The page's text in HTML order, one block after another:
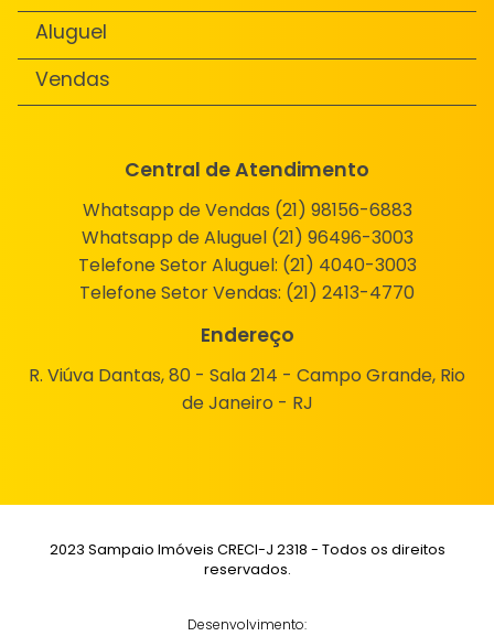
Aluguel
Vendas
Central de Atendimento
Whatsapp de Vendas (21) 98156-6883
Whatsapp de Aluguel (21) 96496-3003
Telefone Setor Aluguel: (21) 4040-3003
Telefone Setor Vendas: (21) 2413-4770
Endereço
R. Viúva Dantas, 80 - Sala 214 - Campo Grande, Rio
de Janeiro - RJ
2023 Sampaio Imóveis CRECI-J 2318 - Todos os direitos
reservados.
Desenvolvimento: